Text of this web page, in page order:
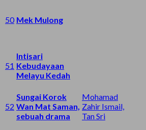
50 Mek Mulong
51
Intisari
Kebudayaan
Melayu Kedah
52
Sungai Korok
Wan Mat Saman,
sebuah drama
Mohamad
Zahir Ismail,
Tan Sri